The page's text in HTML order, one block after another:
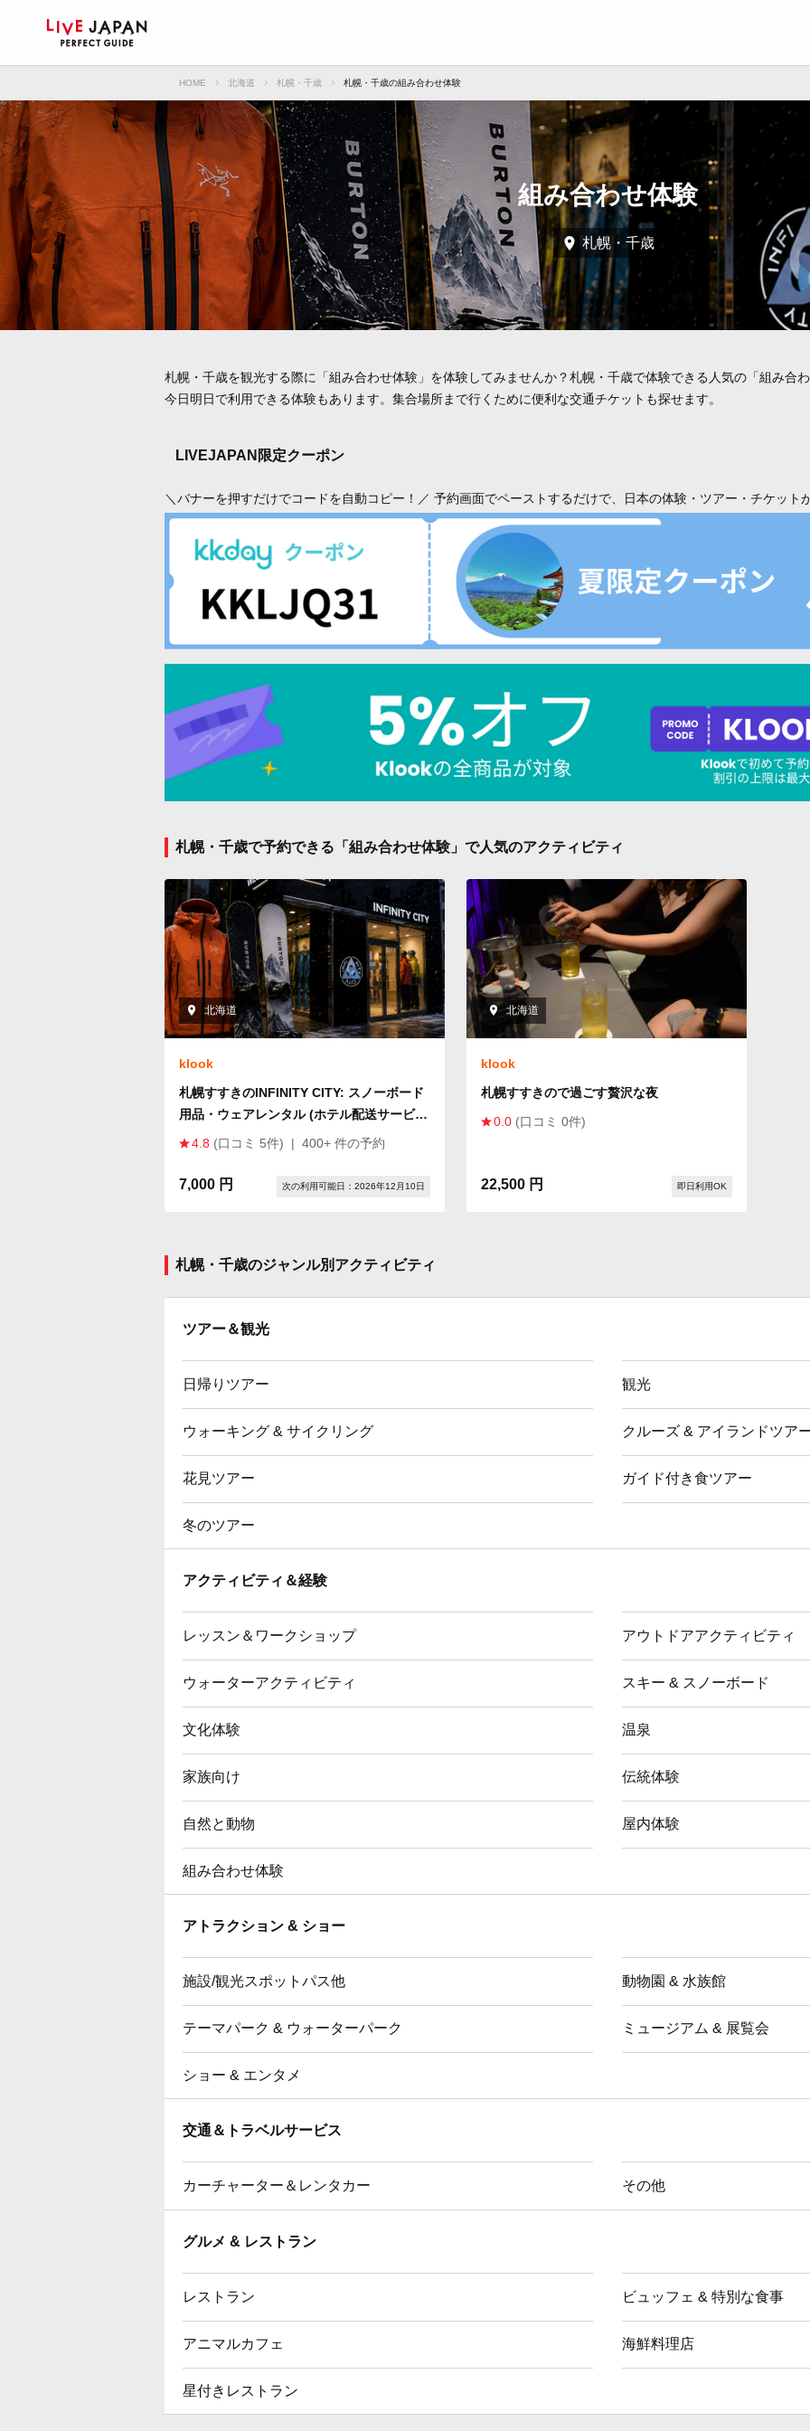
HOME 北海道 札幌・千歳 札幌・千歳の組み合わせ体験
組み合わせ体験
札幌・千歳
札幌・千歳を観光する際に「組み合わせ体験」を体験してみませんか？札幌・千歳で体験できる人気の「組み合
今日明日で利用できる体験もあります。集合場所まで行くために便利な交通チケットも探せます。
LIVEJAPAN限定クーポン
＼バナーを押すだけでコードを自動コピー！／ 予約画面でペーストするだけで、日本の体験・ツアー・チケット
札幌・千歳で予約できる「組み合わせ体験」で人気のアクティビティ
北海道
klook
札幌すすきのINFINITY CITY: スノーボード
用品・ウェアレンタル (ホテル配送サービ
ス)4.8 (口コミ 5件) | 400+ 件の予約
7,000 円 次の利用可能日：2026年12月10日
北海道
klook
札幌すすきので過ごす贅沢な夜
0.0 (口コミ 0件)
22,500 円 即日利用OK
札幌・千歳のジャンル別アクティビティ
ツアー＆観光
日帰りツアー 観光
ウォーキング & サイクリング クルーズ & アイランドツア
花見ツアー ガイド付き食ツアー
冬のツアー
アクティビティ＆経験
レッスン＆ワークショップ アウトドアアクティビティ
ウォーターアクティビティ スキー & スノーボード
文化体験 温泉
家族向け 伝統体験
自然と動物 屋内体験
組み合わせ体験
アトラクション & ショー
施設/観光スポットパス他 動物園 & 水族館
テーマパーク & ウォーターパーク ミュージアム & 展覧会
ショー & エンタメ
交通＆トラベルサービス
カーチャーター＆レンタカー その他
グルメ & レストラン
レストラン ビュッフェ & 特別な食事
アニマルカフェ 海鮮料理店
星付きレストラン